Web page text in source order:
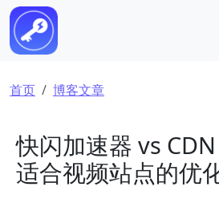
跳转到主要内容
面包屑
首页 博客文章
快闪加速器 vs
适合视频站点的优